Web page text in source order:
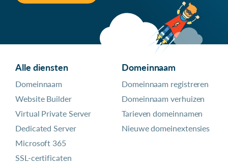
Alle diensten
Domeinnaam
Website Builder
Virtual Private Server
Dedicated Server
Microsoft 365
SSL-certificaten
Domeinnaam
Domeinnaam registreren
Domeinnaam verhuizen
Tarieven domeinnamen
Nieuwe domeinextensies